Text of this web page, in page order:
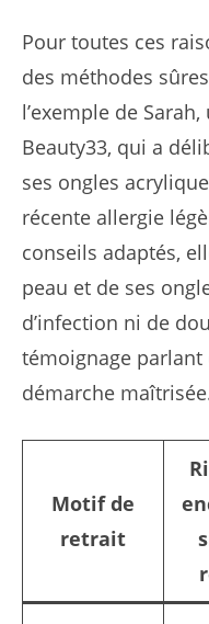
Pour toutes ces
des méthodes
l’exemple de
Beauty33, qui a
ses ongles
récente allergie
conseils adaptés,
peau et de ses
d’infection ni de
témoignage parlant
démarche
Motif de
retrait